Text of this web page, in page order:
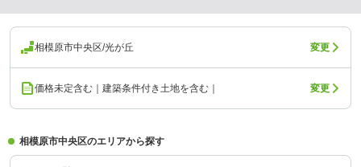
相模原市中央区/光が丘 変更
価格未定含む｜建築条件付き土地を含む｜ 変更
相模原市中央区のエリアから探す